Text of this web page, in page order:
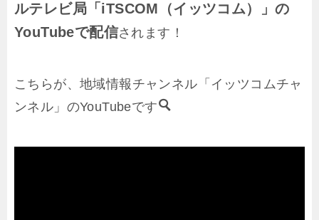
ルテレビ局「iTSCOM（イッツコム）」の
YouTubeで配信されます！
こちらが、地域情報チャンネル「イッツコムチャ
ンネル」のYouTubeです